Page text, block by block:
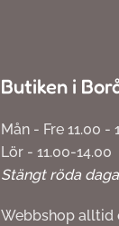
Butiken i
Mån - Fre 11.00 -
Lör - 11.00-14.00
Stängt röda
Webbshop alltid